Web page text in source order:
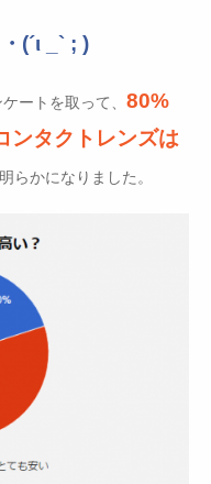
(´ι _` ; )
ートを取って、 80%
タクトレンズは
らかになりました。